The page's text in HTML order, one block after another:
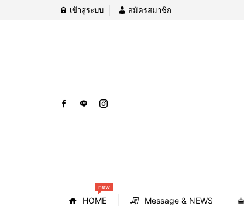
เข้าสู่ระบบ สมัครสมาชิก
HOME
new
Message & NEWS